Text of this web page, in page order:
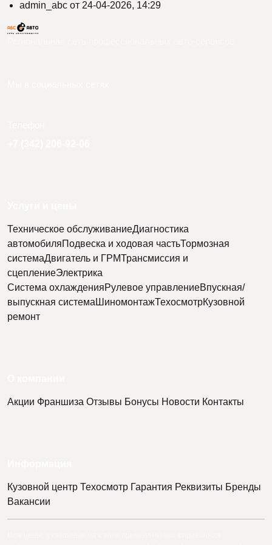
admin_abc от 24-04-2026, 14:29
Техническое обслуживаниеДиагностика
автомобиляПодвеска и ходовая частьТормозная
системаДвигатель и ГРМТрансмиссия и
сцеплениеЭлектрика
Система охлажденияРулевое управлениеВпускная/
выпускная система ШиномонтажТехосмотрКузовной
ремонт
Акции Франшиза Отзывы Бонусы Новости Контакты
Кузовной центр Техосмотр Гарантия Реквизиты Бренды
Вакансии